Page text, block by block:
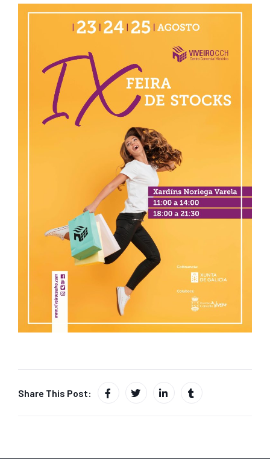
Share This Post: